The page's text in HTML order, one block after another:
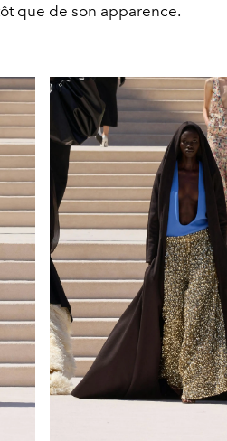
que de son apparence.